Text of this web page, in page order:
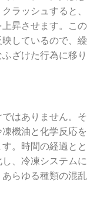
ラッシュすると、
昇させます。この
しているので、繰
ざけた行為に移り
はありません。そ
機油と化学反応を
。時間の経過とと
、冷凍システムに
らゆる種類の混乱